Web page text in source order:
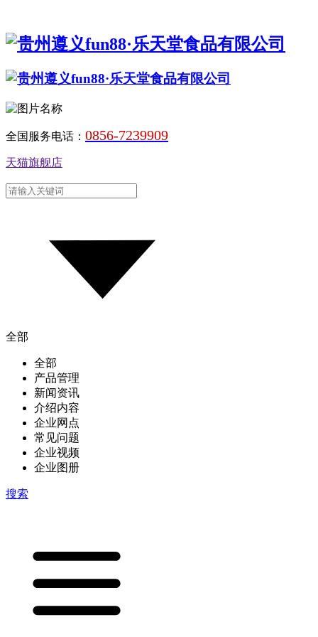
全国服务电话： 0856-7239909
天猫旗舰店
全部
全部
产品管理
新闻资讯
介绍内容
企业网点
常见问题
企业视频
企业图册
搜索